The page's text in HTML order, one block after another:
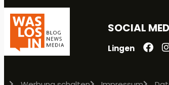
SOCIAL
Lingen